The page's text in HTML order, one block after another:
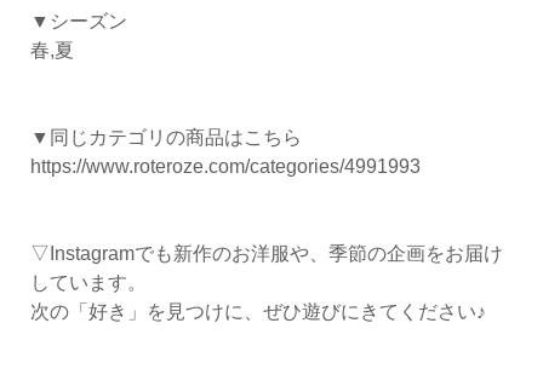
▼シーズン
春,夏
▼同じカテゴリの商品はこちら
https://www.roteroze.com/categories/4991993
▽Instagramでも新作のお洋服や、季節の企画をお届け
しています。
次の「好き」を見つけに、ぜひ遊びにきてください♪